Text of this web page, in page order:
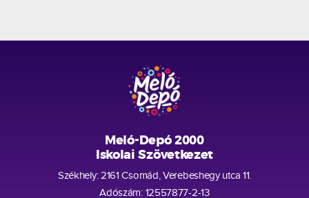
Meló-Depó 2000
Iskolai Szövetkezet
Székhely: 2161 Csomád, Verebeshegy utca 11.
Adószám: 12557877-2-13